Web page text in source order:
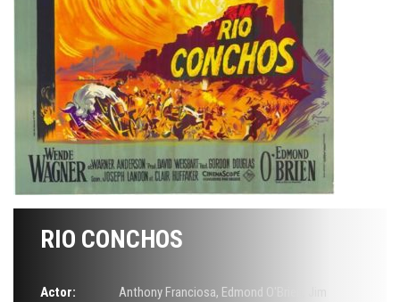
RIO CONCHOS
Actor: Anthony Franciosa, Edmond O'Brien